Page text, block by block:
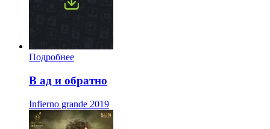
Подробнее
В ад и обратно
Infierno grande 2019